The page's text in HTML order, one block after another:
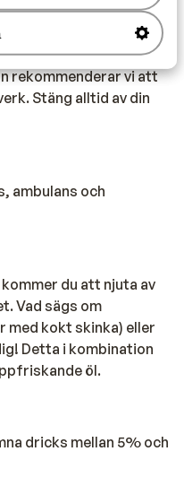
detta så mycket som
Fråga din
på avresa. Om du vill
rekommenderar vi att
Stäng alltid av din
ambulans och
du att njuta av
Vad sägs om
med kokt skinka) eller
Detta i kombination
öl.
dricks mellan 5% och